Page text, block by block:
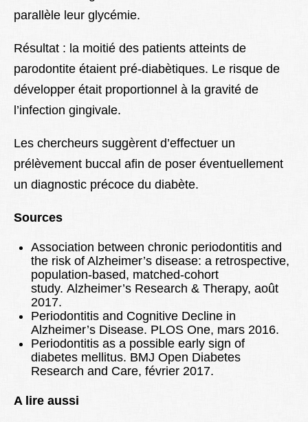
parallèle leur glycémie.
Résultat : la moitié des patients atteints de
parodontite étaient pré-diabètiques. Le risque de
développer était proportionnel à la gravité de
l’infection gingivale.
Les chercheurs suggèrent d’effectuer un
prélèvement buccal afin de poser éventuellement
un diagnostic précoce du diabète.
Sources
Association between chronic periodontitis and
the risk of Alzheimer’s disease: a retrospective,
population-based, matched-cohort
study. Alzheimer’s Research & Therapy, août
2017.
Periodontitis and Cognitive Decline in
Alzheimer’s Disease. PLOS One, mars 2016.
Periodontitis as a possible early sign of
diabetes mellitus. BMJ Open Diabetes
Research and Care, février 2017.
A lire aussi